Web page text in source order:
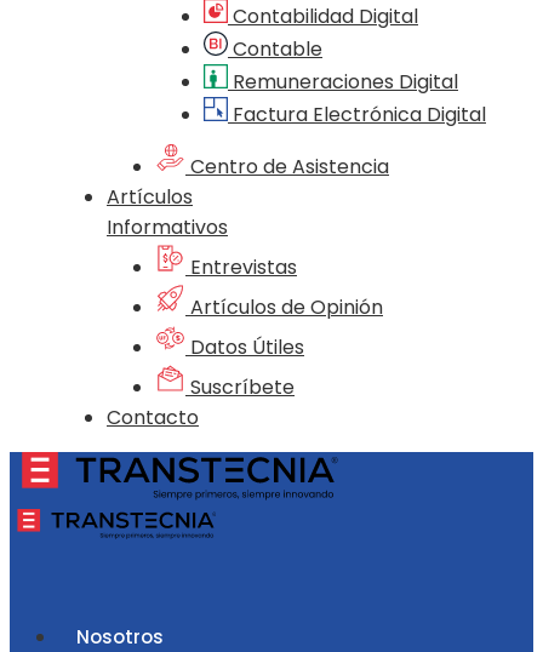
Contabilidad Digital
Contable
Remuneraciones Digital
Factura Electrónica Digital
Centro de Asistencia
Artículos
Informativos
Entrevistas
Artículos de Opinión
Datos Útiles
Suscríbete
Contacto
Nosotros